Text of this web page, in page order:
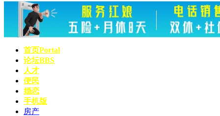
首页Portal
论坛BBS
人才
便民
婚恋
手机版
房产